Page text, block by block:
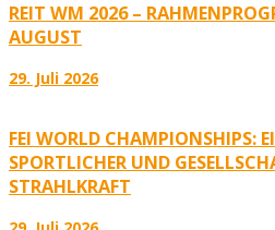
REIT WM 2026 –
AUGUST
29. Juli 2026
FEI WORLD CHAMPIONSHIPS:
PORTLICHER UND
TRAHLKRAFT